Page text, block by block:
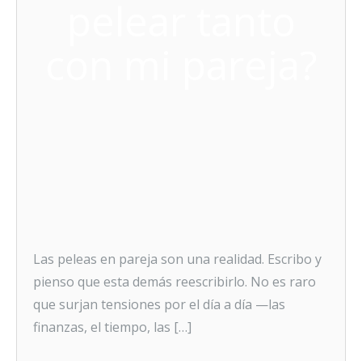
Las peleas en pareja son una realidad. Escribo y
pienso que esta demás reescribirlo. No es raro
que surjan tensiones por el día a día —las
finanzas, el tiempo, las […]